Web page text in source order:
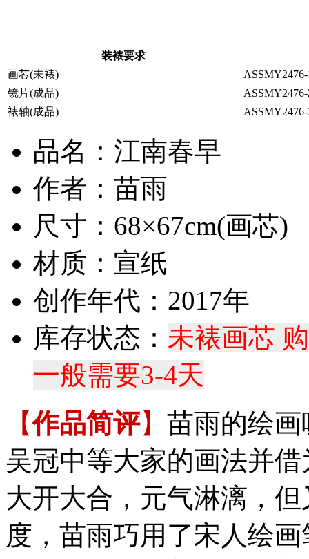
装裱要求
画芯(未裱)
镜片(成品)
裱轴(成品)
品名：江南春早
作者：苗雨
尺寸：68×67cm(画芯)
材质：宣纸
创作年代：2017年
库存状态： 未裱画芯
一般需要3-4天
【作品简评】 苗雨的绘
吴冠中等大家的画法并
大开大合，元气淋漓，
度，苗雨巧用了宋人绘